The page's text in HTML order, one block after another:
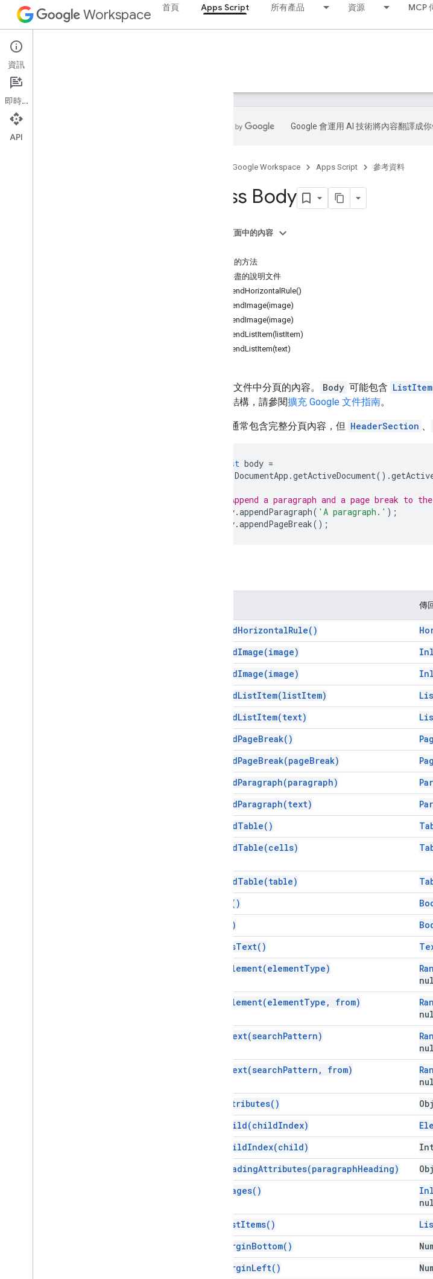
Workspace 首頁 Apps Script 所有產品 資源 MCP
Apps Script
總覽
Google 會運用 AI 技術將內容翻譯成
Google Workspace Apps Script 參考資料
Class Body
這個頁面中的內容
已淘汰的方法
內容詳盡的說明文件
appendHorizontalRule()
appendImage(image)
appendImage(image)
appendListItem(listItem)
appendListItem(text)
Google 文件中分頁的內容。 Body 可能包含 ListItem
解文件結構，請參閱擴充 Google 文件指南。
通常包含完整分頁內容，但 HeaderSection 、
const body =
DocumentApp .getActiveDocument().
// Append a paragraph and a page break to
body.appendParagraph( 'A paragraph.' );
body.appendPageBreak();
傳
appendHorizontalRule( )
appendImage(image)
appendImage(image)
appendListItem(listItem)
appendListItem(text)
appendPageBreak( )
appendPageBreak(pageBreak)
appendParagraph(paragraph)
appendParagraph(text)
appendTable( )
appendTable(cells)
appendTable(table)
clear( )
)
AsText( )
Element(elementType)
Element(elementType , from)
Text(searchPattern)
Text(searchPattern , from)
Attributes( )
Child(childIndex)
ChildIndex(child)
HeadingAttributes(paragraphHeading)
Images( )
ListItems( )
MarginBottom( )
MarginLeft( )
資訊
即時通訊
API